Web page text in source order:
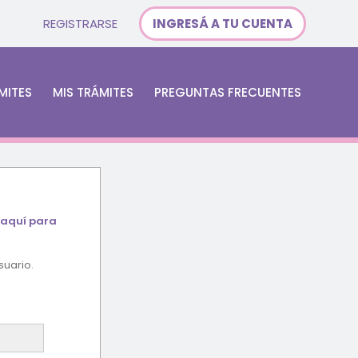
REGISTRARSE INGRESÁ A TU CUENTA
MIS TRÁMITES PREGUNTAS FRECUENTES
para